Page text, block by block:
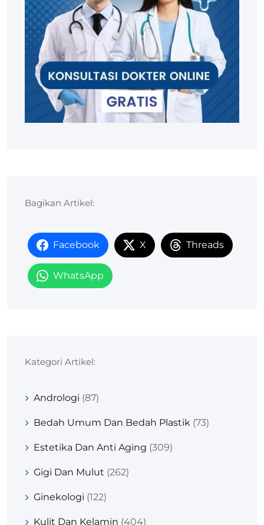
Bagikan Artikel:
Facebook X Threads
WhatsApp
Kategori Artikel:
Andrologi (87)
Bedah Umum Dan Bedah Plastik (73)
Estetika Dan Anti Aging (309)
Gigi Dan Mulut (262)
Ginekologi (122)
Kulit Dan Kelamin (404)